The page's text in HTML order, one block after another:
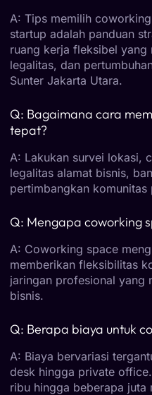
A: Tips memilih
startup adalah panduan
ruang kerja fleksibel
legalitas, dan
Sunter Jakarta Utara.
Q: Bagaimana cara
tepat?
A: Lakukan survei lokasi,
legalitas alamat bisnis,
pertimbangkan
Q: Mengapa coworking
A: Coworking space
memberikan fleksibilitas
jaringan profesional yang
bisnis.
Q: Berapa biaya untuk
A: Biaya bervariasi
desk hingga private
ribu hingga beberapa juta